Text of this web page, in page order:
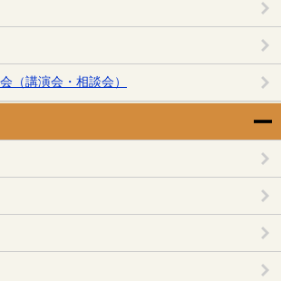
（講演会・相談会）